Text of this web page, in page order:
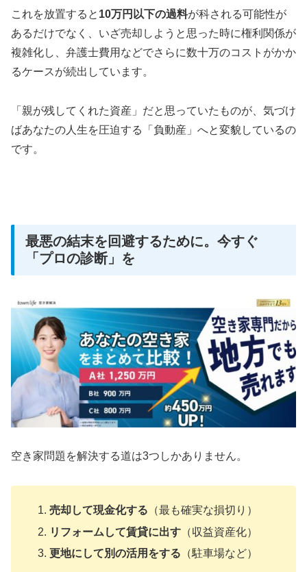
これを放置すると 10万円以下の過料が科される可能性が
あるだけでなく、いざ売却しようと思った時に権利関係が
複雑化し、弁護士費用などでさらに数十万のコストがかか
るケースが続出しています。
「親が残してくれた資産」だと思っていたものが、気づけ
ばあなたの人生を圧迫する「負動産」へと変貌しているの
です。
最悪の結末を回避するために。今すぐ
「プロの診断」を
空き家問題を解決する道は3つしかありません。
売却して現金化する （最も確実な損切り）
リフォームして賃貸に出す （収益資産化）
更地にして別の活用をする （駐車場など）